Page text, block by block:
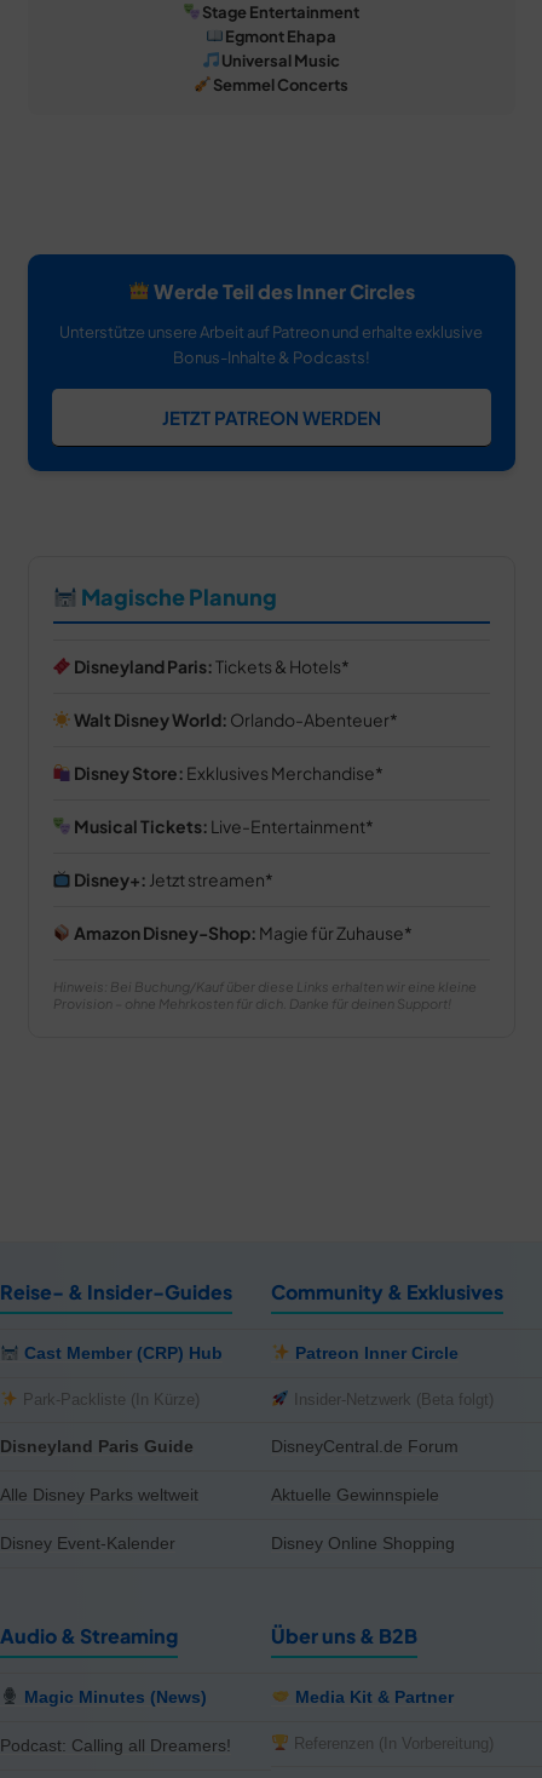
Stage Entertainment
Egmont Ehapa
Universal Music
Semmel Concerts
Werde Teil des Inner Circles
Unterstütze unsere Arbeit auf Patreon und erhalte exklusive
Bonus-Inhalte & Podcasts!
JETZT PATREON WERDEN
Magische Planung
Disneyland Paris:Tickets & Hotels
Walt Disney World: Orlando-Abenteuer
Disney Store: Exklusives Merchandise
Musical Tickets: Live-Entertainment
Disney+: Jetzt streamen
Amazon Disney-Shop: Magie für Zuhause
Hinweis: Bei Buchung/Kauf über diese Links erhalten wir eine kleine
Provision – ohne Mehrkosten für dich. Danke für deinen Support!
Reise- & Insider-Guides
Cast Member (CRP) Hub
Park-Packliste (In Kürze)
Disneyland Paris Guide
Alle Disney Parks weltweit
Disney Event-Kalender
Community & Exklusives
Patreon Inner Circle
Insider-Netzwerk (Beta folgt)
DisneyCentral.de Forum
Aktuelle Gewinnspiele
Disney Online Shopping
Audio & Streaming
Magic Minutes (News)
Podcast: Calling all Dreamers!
Über uns & B2B
Media Kit & Partner
Referenzen (In Vorbereitung)